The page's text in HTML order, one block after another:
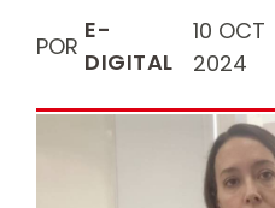
POR
E-
DIGITAL
10 OCT
2024